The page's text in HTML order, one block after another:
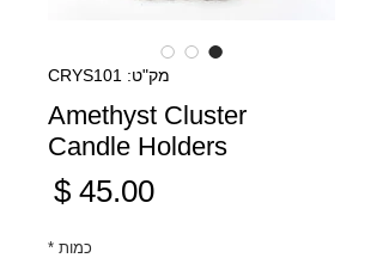
מק"ט: CRYS101
Amethyst Cluster
Candle Holders
כמות *